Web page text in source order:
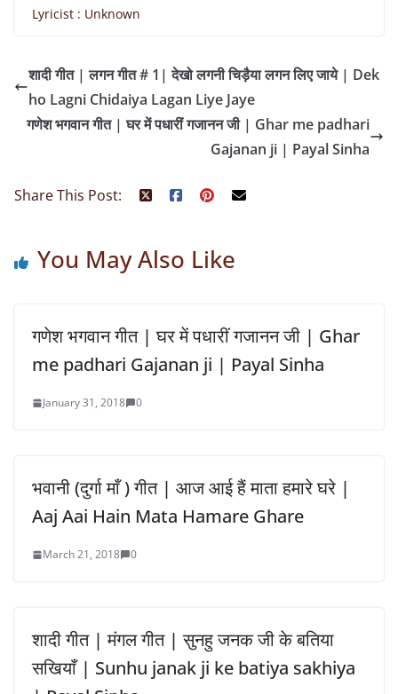
Lyricist : Unknown
शादी गीत | लगन गीत # 1| देखो लगनी चिड़ैया लगन लिए जाये | Dek
ho Lagni Chidaiya Lagan Liye Jaye
गणेश भगवान गीत | घर में पधारीं गजानन जी | Ghar me padhari
Gajanan ji | Payal Sinha
Share This Post:
You May Also Like
गणेश भगवान गीत | घर में पधारीं गजानन जी | Ghar
me padhari Gajanan ji | Payal Sinha
January 31, 2018 0
भवानी (दुर्गा माँ ) गीत | आज आई हैं माता हमारे घरे |
Aaj Aai Hain Mata Hamare Ghare
March 21, 2018 0
शादी गीत | मंगल गीत | सुनहु जनक जी के बतिया
सखियाँ | Sunhu janak ji ke batiya sakhiya